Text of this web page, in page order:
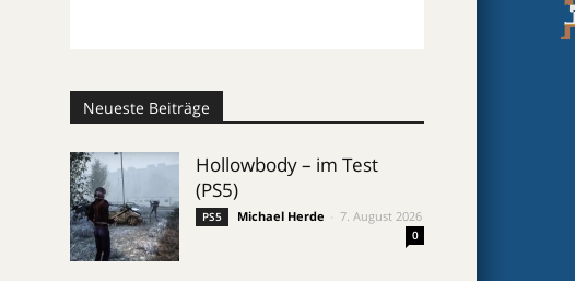
Neueste Beiträge
Hollowbody – im Test
(PS5)
PS5 Michael Herde 7. August 2026
0